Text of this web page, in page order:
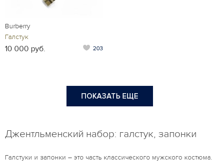
Burberry
Галстук
10 000 руб. 203
ПОКАЗАТЬ ЕЩЕ
Джентльменский набор: галстук, запонки
Галстуки и запонки – это часть классического мужского костюма.